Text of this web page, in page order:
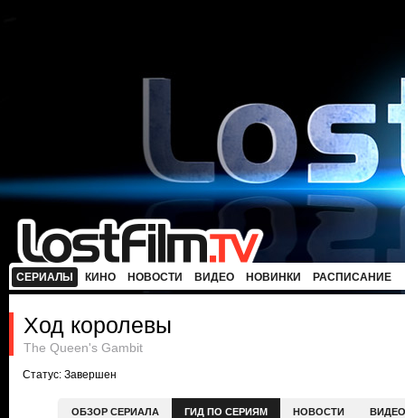
СЕРИАЛЫ КИНО НОВОСТИ ВИДЕО НОВИНКИ РАСПИСАНИЕ
Ход королевы
The Queen's Gambit
Статус: Завершен
ОБЗОР СЕРИАЛА ГИД ПО СЕРИЯМ НОВОСТИ ВИДЕО